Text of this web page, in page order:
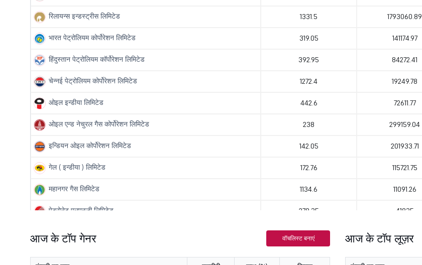
रिलायन्स इन्डस्ट्रीस लिमिटेड 1331.5 1793060.89
भारत पेट्रोलियम कोर्पोरेशन लिमिटेड 319.05 141174.97
हिंदुस्तान पेट्रोलियम कॉर्पोरेशन लिमिटेड 392.95 84272.41
चेन्नई पेट्रोलियम कोर्पोरेशन लिमिटेड 1272.4 19249.78
ओइल इन्डीया लिमिटेड 442.6 72611.77
ओइल एन्ड नेचुरल गैस कोर्पोरेशन लिमिटेड 238 299159.04
इन्डियन ओइल कोर्पोरेशन लिमिटेड 142.05 201933.71
गेल ( इन्डीया ) लिमिटेड 172.76 115721.75
महानगर गैस लिमिटेड 1134.6 11091.26
पेट्रोनेट एलएनजी लिमिटेड 278.35 41835
इन्द्रप्रस्थ गैस लिमिटेड 153.61
आज के टॉप गेनर वॉचलिस्ट बनाएं आज के टॉप लूज़र